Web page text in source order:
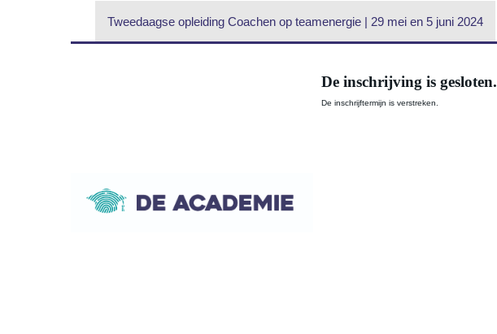
Tweedaagse opleiding Coachen op teamenergie | 29 mei en 5 juni 2024
De inschrijving is gesloten.
De inschrijftermijn is verstreken.